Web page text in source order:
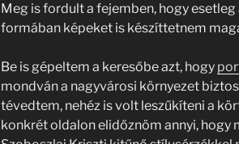
Meg is fordult a fejemben, hogy
formában képeket is készíttetnem
Be is gépeltem a keresőbe azt, hogy
mondván a nagyvárosi környezet
tévedtem, nehéz is volt leszűkíteni a
konkrét oldalon elidőznöm annyi, hogy